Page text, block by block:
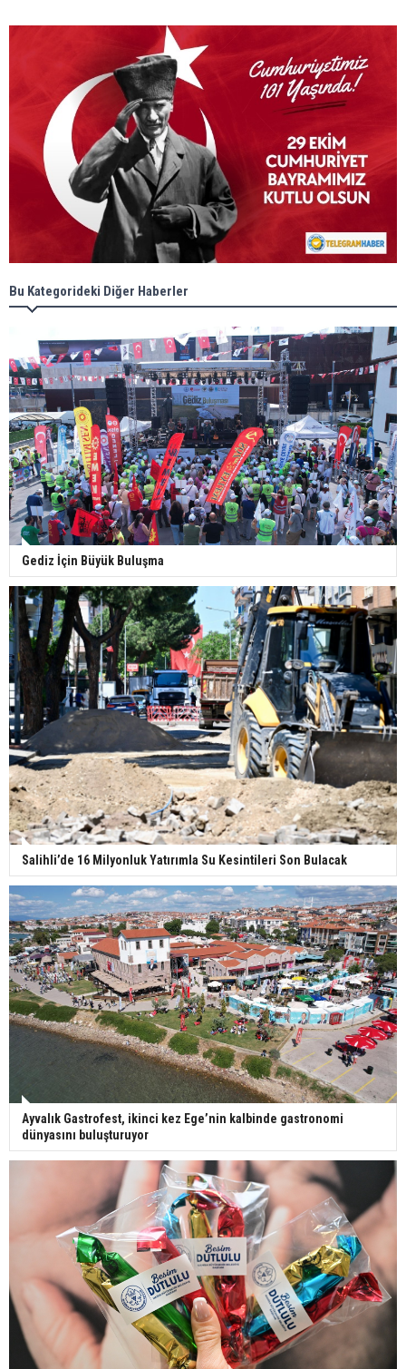
Bu Kategorideki Diğer Haberler
Gediz İçin Büyük Buluşma
Salihli’de 16 Milyonluk Yatırımla Su Kesintileri Son Bulacak
Ayvalık Gastrofest, ikinci kez Ege’nin kalbinde gastronomi
dünyasını buluşturuyor